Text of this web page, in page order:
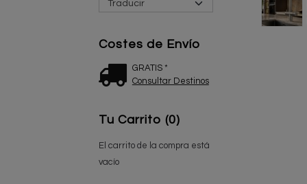
Costes de Envío
GRATIS *
Consultar Destinos
Tu Carrito (0)
El carrito de la compra está
vacío